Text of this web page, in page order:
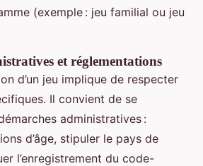
(exemple : jeu familial ou jeu
et réglementations
d’un jeu implique de respecter
Il convient de se
administratives :
d’âge, stipuler le pays de
l’enregistrement du code-